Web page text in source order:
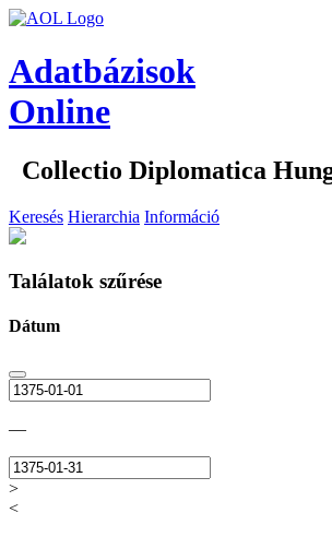
Adatbázisok
Online
Collectio Diplomatica
Keresés Hierarchia Információ
Találatok szűrése
Dátum
—
>
<